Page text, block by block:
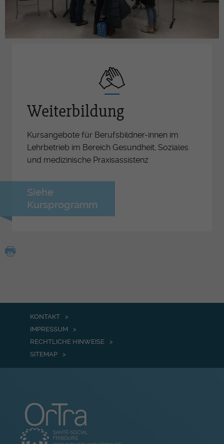
Weiterbildung
Kursangebote für Berufsbildner-innen im
Lehrbetrieb im Bereich Gesundheit, Soziales
und medizinische Praxisassistenz
Siehe
Kursprogramm
KONTAKT
IMPRESSUM
RECHTLICHE HINWEISE
SITEMAP